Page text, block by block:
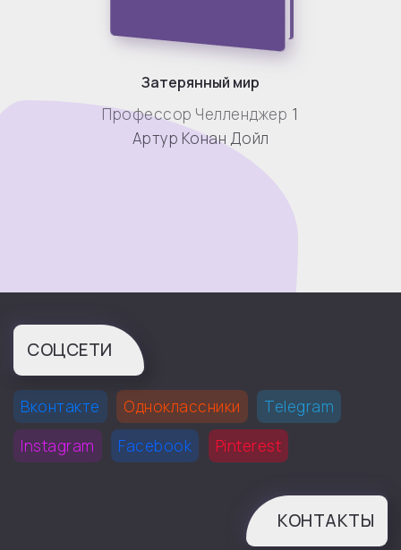
Затерянный мир
Профессор Челленджер 1
Артур Конан Дойл
СОЦСЕТИ
Вконтакте Одноклассники
Telegram
Instagram
Facebook Pinterest
КОНТАКТЫ